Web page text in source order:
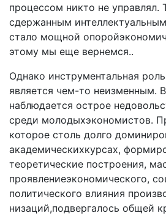
процессом никто не управлял.
сдер­жанным
стало мощ­ной
этому мы еще вернемся..
Однако инструментальная
являет­ся чем-то неизменным.
наблюдается острое
среди молодыхэкономистов.
которое столь долго
академическихкурсах,
теоретические по­строения,
проявлениеэкономического,
политического влияния
низаций,подвергалось общей